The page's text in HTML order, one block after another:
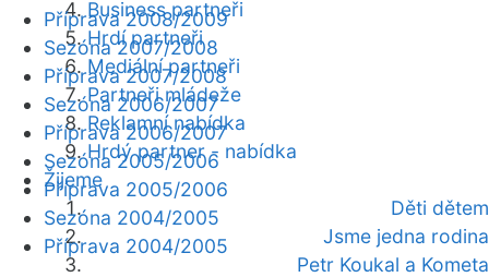
Business partneři
Hrdí partneři
Mediální partneři
Partneři mládeže
Reklamní nabídka
Hrdý partner - nabídka
Žijeme
Děti dětem
Jsme jedna rodina
Petr Koukal a Kometa
Příprava 2008/2009
Sezóna 2007/2008
Příprava 2007/2008
Sezóna 2006/2007
Příprava 2006/2007
Sezóna 2005/2006
Příprava 2005/2006
Sezóna 2004/2005
Příprava 2004/2005